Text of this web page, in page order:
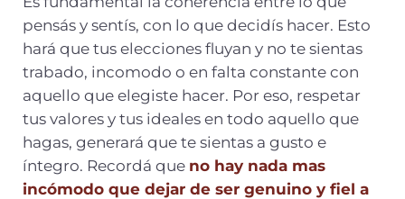
pensás y sentís, con lo que decidís hacer. Esto
hará que tus elecciones fluyan y no te sientas
trabado, incomodo o en falta constante con
aquello que elegiste hacer. Por eso, respetar
tus valores y tus ideales en todo aquello que
hagas, generará que te sientas a gusto e
íntegro. Recordá que no hay nada mas
incómodo que dejar de ser genuino y fiel a